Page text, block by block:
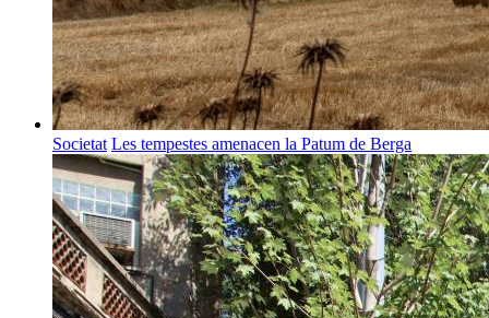
Societat Les tempestes amenacen la Patum de Berga